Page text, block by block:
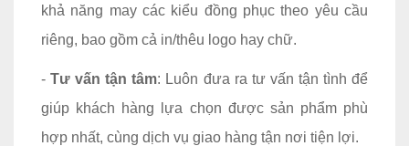
khả năng may các kiểu đồng phục theo yêu cầu
riêng, bao gồm cả in/thêu logo hay chữ.
-Tư vấn tận tâm: Luôn đưa ra tư vấn tận tình để
giúp khách hàng lựa chọn được sản phẩm phù
hợp nhất, cùng dịch vụ giao hàng tận nơi tiện lợi.